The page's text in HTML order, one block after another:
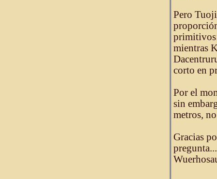
Pero
mientras
corto en
Por el
sin
metros,
Gracias